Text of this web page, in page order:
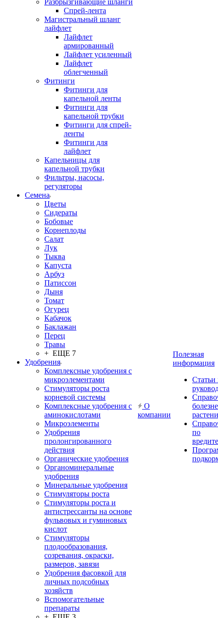
Разбрызгивающие шланги
Спрей-лента
Магистральный шланг
лайфлет
Лайфлет
армированный
Лайфлет усиленный
Лайфлет
облегченный
Фитинги
Фитинги для
капельной ленты
Фитинги для
капельной трубки
Фитинги для спрей-
ленты
Фитинги для
лайфлет
Капельницы для
капельной трубки
Фильтры, насосы,
регуляторы
Семена
Цветы
Сидераты
Бобовые
Корнеплоды
Салат
Лук
Тыква
Капуста
Арбуз
Патиссон
Дыня
Томат
Огурец
Кабачок
Баклажан
Перец
Травы
+ ЕЩЕ 7
Удобрения
Комплексные удобрения с
микроэлементами
Стимуляторы роста
корневой системы
Комплексные удобрения с
аминокислотами
Микроэлементы
Удобрения
пролонгированного
действия
Органические удобрения
Органоминеральные
удобрения
Минеральные удобрения
Стимуляторы роста
Стимуляторы роста и
антистрессанты на основе
фульвовых и гуминовых
кислот
Стимуляторы
плодообразования,
созревания, окраски,
размеров, завязи
Удобрения фасовкой для
личных подсобных
хозяйств
Вспомогательные
препараты
О
компании
Полезная
информация
Статьи
по